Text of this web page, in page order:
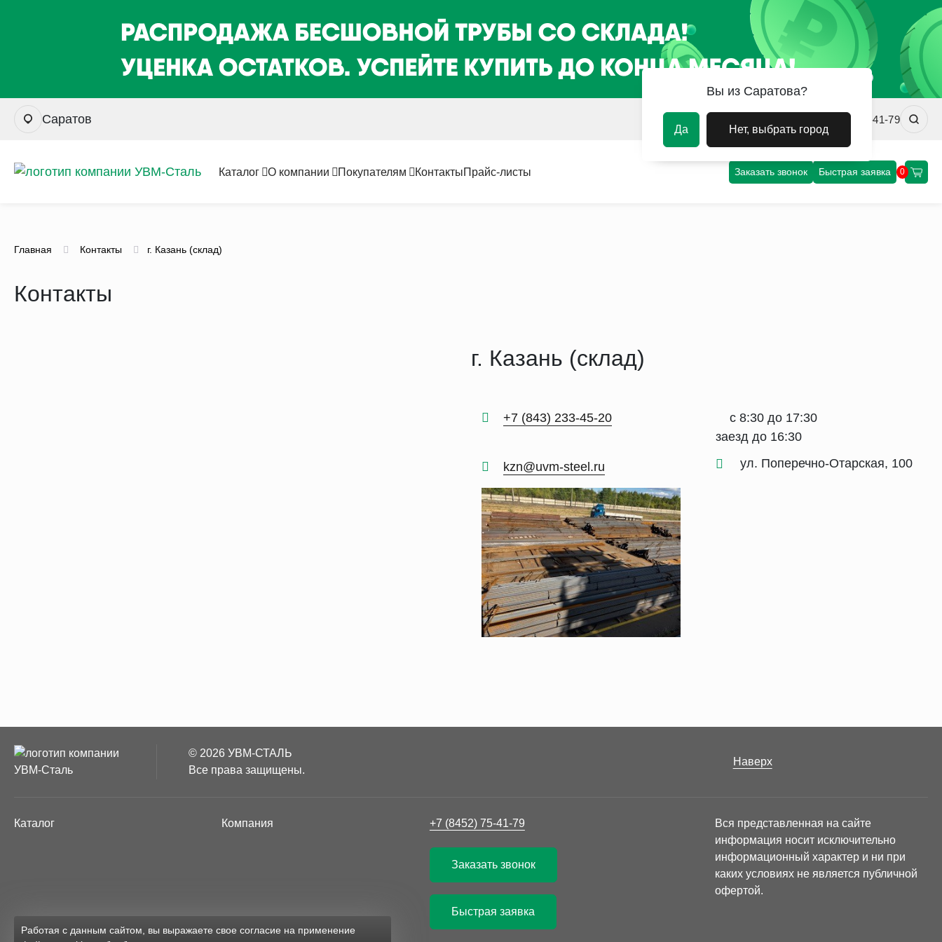
Саратов +7 (8452) 75-41-79
Каталог О компании Покупателям КонтактыПрайс-листы Заказать звонок Быстрая заявка 0
Главная Контакты г. Казань (склад)
Контакты
г. Казань (склад)
+7 (843) 233-45-20
с 8:30 до 17:30
заезд до 16:30
kzn@uvm-steel.ru ул. Поперечно-Отарская, 100
© 2026 УВМ-СТАЛЬ
Все права защищены.
Наверх
Каталог Компания +7 (8452) 75-41-79
Заказать звонок
Быстрая заявка
Вся представленная на сайте
информация носит исключительно
информационный характер и ни при
каких условиях не является публичной
офертой.
Вы из Саратова?
Да Нет, выбрать город
Работая с данным сайтом, вы выражаете свое согласие на применение